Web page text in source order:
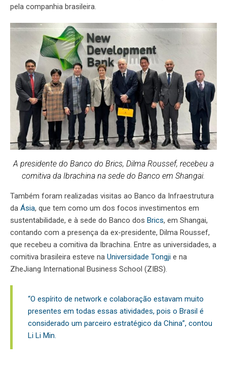
pela companhia brasileira.
A presidente do Banco do Brics, Dilma Roussef, recebeu a
comitiva da Ibrachina na sede do Banco em Shangai.
Também foram realizadas visitas ao Banco da Infraestrutura
da Ásia, que tem como um dos focos investimentos em
sustentabilidade, e à sede do Banco dos Brics, em Shangai,
contando com a presença da ex-presidente, Dilma Roussef,
que recebeu a comitiva da Ibrachina. Entre as universidades, a
comitiva brasileira esteve na Universidade Tongji e na
ZheJiang International Business School (ZIBS).
“O espírito de network e colaboração estavam muito
presentes em todas essas atividades, pois o Brasil é
considerado um parceiro estratégico da China”, contou
Li Li Min.